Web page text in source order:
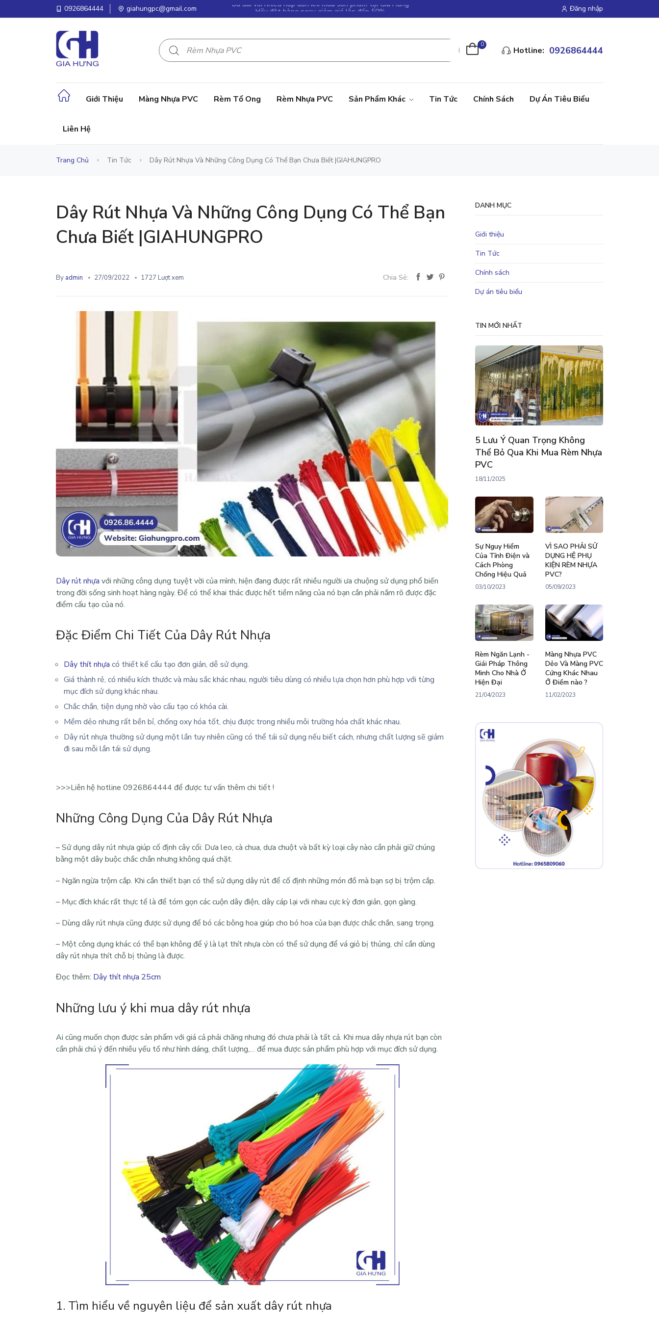
0926864444 giahungpc@gmail.com Hãy đặt hàng ngay giảm giá lên đến 50% Đăng nhập
0
Hotline: 0926864444
Giới Thiệu Màng Nhựa PVC Rèm Tổ Ong Rèm Nhựa PVC Sản Phẩm Khác Tin Tức Chính Sách Dự Án Tiêu Biểu
Liên Hệ
Trang Chủ Tin Tức Dây Rút Nhựa Và Những Công Dụng Có Thể Bạn Chưa Biết |GIAHUNGPRO
Dây Rút Nhựa Và Những Công Dụng Có Thể Bạn
Chưa Biết |GIAHUNGPRO
By admin 27/09/2022 1727 Lượt xem Chia Sẻ:
Dây rút nhựa với những công dụng tuyệt vời của mình, hiện đang được rất nhiều người ưa chuộng sử dụng phổ biến
trong đời sống sinh hoạt hàng ngày. Để có thể khai thác được hết tiềm năng của nó bạn cần phải nắm rõ được đặc
điểm cấu tạo của nó.
Đặc Điểm Chi Tiết Của Dây Rút Nhựa
Dây thít nhựa có thiết kế cấu tạo đơn giản, dễ sử dụng.
Giá thành rẻ, có nhiều kích thước và màu sắc khác nhau, người tiêu dùng có nhiều lựa chọn hơn phù hợp với từng
mục đích sử dụng khác nhau.
Chắc chắn, tiện dụng nhờ vào cấu tạo có khóa cài.
Mềm dẻo nhưng rất bền bỉ, chống oxy hóa tốt, chịu được trong nhiều môi trường hóa chất khác nhau.
Dây rút nhựa thường sử dụng một lần tuy nhiên cũng có thể tái sử dụng nếu biết cách, nhưng chất lượng sẽ giảm
đi sau mỗi lần tái sử dụng.
>>>Liên hệ hotline 0926864444 để được tư vấn thêm chi tiết !
Những Công Dụng Của Dây Rút Nhựa
– Sử dụng dây rút nhựa giúp cố định cây cối: Dưa leo, cà chua, dưa chuột và bất kỳ loại cây nào cần phải giữ chúng
bằng một dây buộc chắc chắn nhưng không quá chặt.
– Ngăn ngừa trộm cắp. Khi cần thiết bạn có thể sử dụng dây rútđể cố định những món đồ mà bạn sợ bị trộm cắp.
– Mục đích khác rất thực tế là để tóm gọn các cuộn dây điện, dây cáp lại với nhau cực kỳ đơn giản, gọn gàng.
– Dùng dây rút nhựa cũng được sử dụng để bó các bông hoa giúp cho bó hoa của bạn được chắc chắn, sang trọng.
– Một công dụng khác có thể bạn không để ý là lạt thít nhựa còn có thể sử dụng để vá giỏ bị thủng, chỉ cần dùng
dây rút nhựa thít chỗ bị thủng là được.
Đọc thêm: Dây thít nhựa 25cm
Những lưu ý khi mua dây rút nhựa
Ai cũng muốn chọn được sản phẩm với giá cả phải chăng nhưng đó chưa phải là tất cả. Khi mua dây nhựa rútbạn còn
cần phải chú ý đến nhiều yếu tố như hình dáng, chất lượng,… để mua được sản phẩm phù hợp với mục đích sử dụng.
1. Tìm hiểu về nguyên liệu để sản xuất dây rút nhựa
DANH MỤC
Giới thiệu
Tin Tức
Chính sách
Dự án tiêu biểu
TIN MỚI NHẤT
5 Lưu Ý Quan Trọng Không
Thể Bỏ Qua Khi Mua Rèm Nhựa
PVC
18/11/2025
Sự Nguy Hiểm
Của Tĩnh Điện và
Cách Phòng
Chống Hiệu Quả
03/10/2023
VÌ SAO PHẢI SỬ
DỤNG HỆ PHỤ
KIỆN RÈM NHỰA
PVC?
05/09/2023
Rèm Ngăn Lạnh -
Giải Pháp Thông
Minh Cho Nhà Ở
Hiện Đại
21/04/2023
Màng Nhựa PVC
Dẻo Và Màng PVC
Cứng Khác Nhau
Ở Điểm nào ?
11/02/2023